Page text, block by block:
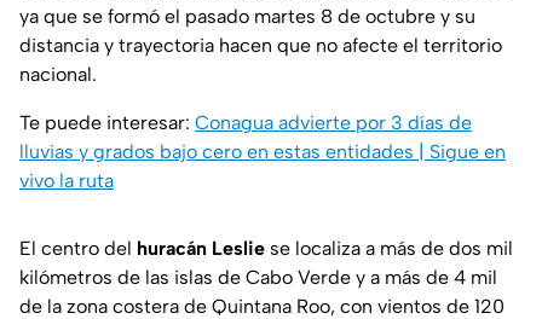
ya que se formó el pasado martes 8 de octubre y su
distancia y trayectoria hacen que no afecte el territorio
nacional.
Te puede interesar: Conagua advierte por 3 días de
lluvias y grados bajo cero en estas entidades | Sigue en
vivo la ruta
El centro del huracán Leslie se localiza a más de dos mil
kilómetros de las islas de Cabo Verde y a más de 4 mil
de la zona costera de Quintana Roo, con vientos de 120